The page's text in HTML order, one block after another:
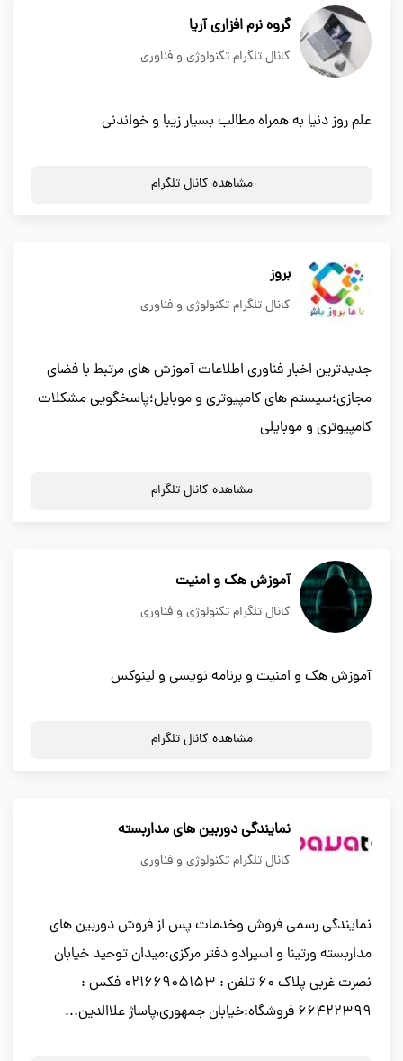
گروه نرم افزاری آریا
کانال تلگرام تکنولوژی و فناوری
علم روز دنیا به همراه مطالب بسیار زیبا و خواندنی
مشاهده کانال تلگرام
بروز
کانال تلگرام تکنولوژی و فناوری
جدیدترین اخبار فناوری اطلاعات آموزش های مرتبط با فضای
مجازی؛سیستم های کامپیوتری و موبایل؛پاسخگویی مشکلات
کامپیوتری و موبایلی
مشاهده کانال تلگرام
آموزش هک و امنیت
کانال تلگرام تکنولوژی و فناوری
آموزش هک و امنیت و برنامه نویسی و لینوکس
مشاهده کانال تلگرام
نمایندگی دوربین های مداربسته
کانال تلگرام تکنولوژی و فناوری
نمایندگی رسمی فروش وخدمات پس از فروش دوربین های
مداربسته ورتینا و اسپرادو دفتر مرکزی:میدان توحید خیابان
نصرت غربی پلاک 60 تلفن : 02166905153 فکس :
66422399 فروشگاه:خیابان جمهوری,پاساژ علاالدین...